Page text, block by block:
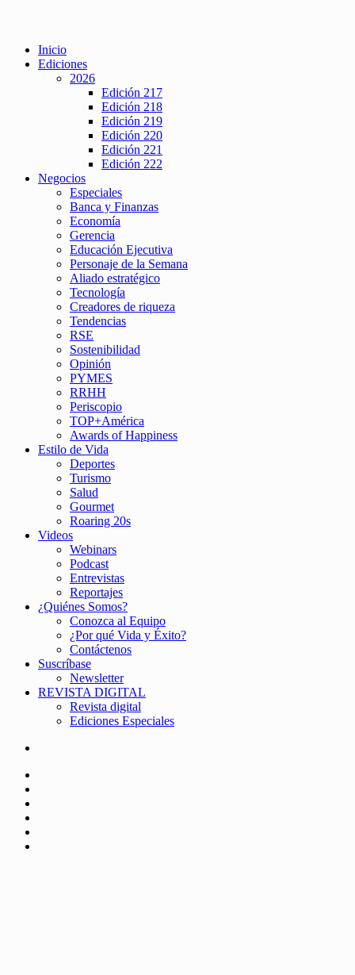
Inicio
Ediciones
2026
Edición 217
Edición 218
Edición 219
Edición 220
Edición 221
Edición 222
Negocios
Especiales
Banca y Finanzas
Economía
Gerencia
Educación Ejecutiva
Personaje de la Semana
Aliado estratégico
Tecnología
Creadores de riqueza
Tendencias
RSE
Sostenibilidad
Opinión
PYMES
RRHH
Periscopio
TOP+América
Awards of Happiness
Estilo de Vida
Deportes
Turismo
Salud
Gourmet
Roaring 20s
Videos
Webinars
Podcast
Entrevistas
Reportajes
¿Quiénes Somos?
Conozca al Equipo
¿Por qué Vida y Éxito?
Contáctenos
Suscríbase
Newsletter
REVISTA DIGITAL
Revista digital
Ediciones Especiales